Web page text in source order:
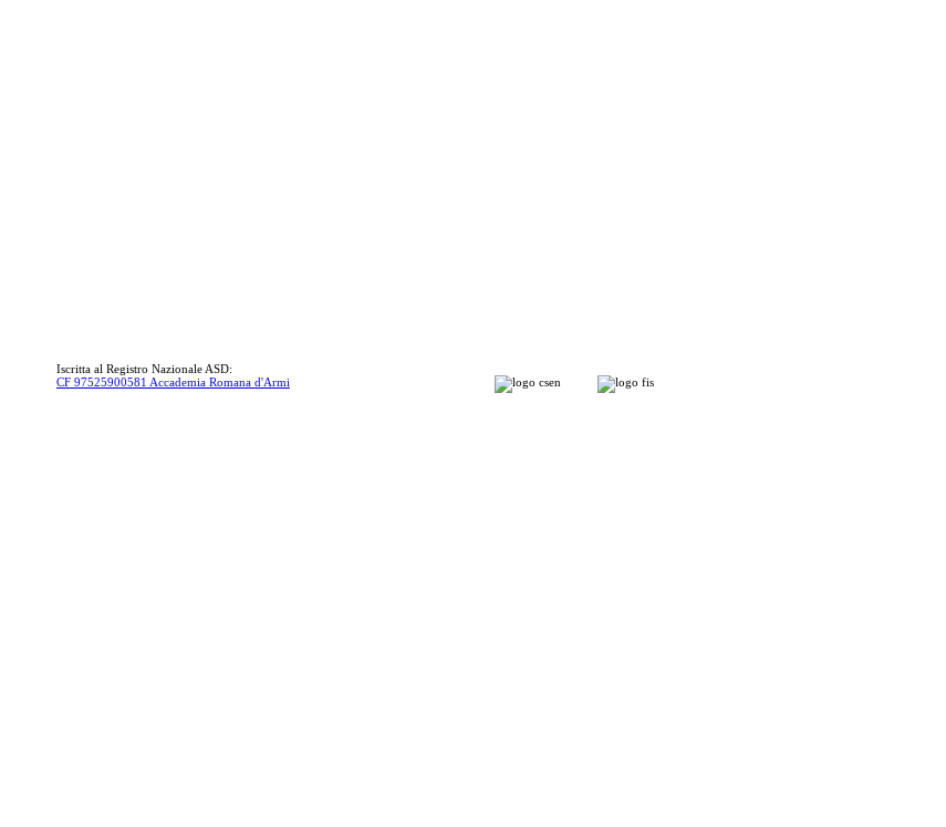
Iscritta al Registro Nazionale ASD:
CF 97525900581 Accademia Romana d'Armi